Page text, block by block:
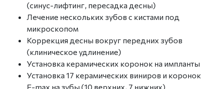
(синус-лифтинг, пересадка десны)
Лечение нескольких зубов с кистами под
микроскопом
Коррекция десны вокруг передних зубов
(клиническое удлинение)
Установка керамических коронок на импланты
Установка 17 керамических виниров и коронок
E-max на зубы (10 верхних, 7 нижних)